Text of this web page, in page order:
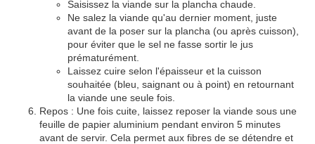
​Saisissez la viande sur la plancha chaude.
​Ne salez la viande qu'au dernier moment, juste
avant de la poser sur la plancha (ou après cuisson),
pour éviter que le sel ne fasse sortir le jus
prématurément.
​Laissez cuire selon l'épaisseur et la cuisson
souhaitée (bleu, saignant ou à point) en retournant
la viande une seule fois.
​Repos : Une fois cuite, laissez reposer la viande sous une
feuille de papier aluminium pendant environ 5 minutes
avant de servir. Cela permet aux fibres de se détendre et